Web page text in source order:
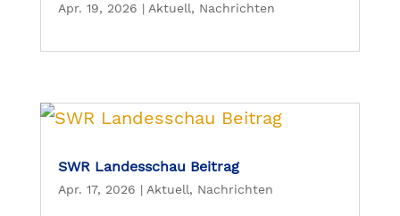
Apr. 19, 2026 | Aktuell, Nachrichten
SWR Landesschau Beitrag
Apr. 17, 2026 | Aktuell, Nachrichten